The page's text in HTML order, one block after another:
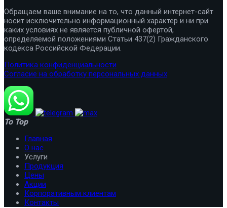
Обращаем ваше внимание на то, что данный интернет-сайт
носит исключительно информационный характер и ни при
каких условиях не является публичной офертой,
определяемой положениями Статьи 437(2) Гражданского
кодекса Российской Федерации.
Политика конфиденциальности
Согласие на обработку персональных данных
To Top
Главная
О нас
Услуги
Продукция
Цены
Акции
Корпоративным клиентам
Контакты